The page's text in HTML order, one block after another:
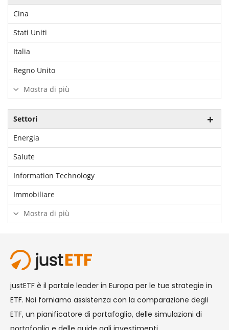
Cina
Stati Uniti
Italia
Regno Unito
Mostra di più
Settori
Energia
Salute
Information Technology
Immobiliare
Mostra di più